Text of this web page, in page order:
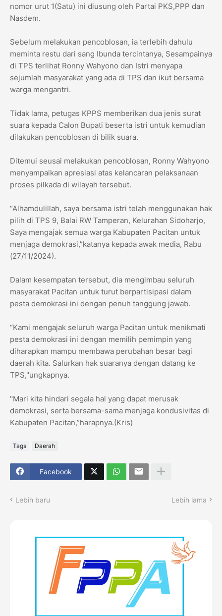
nomor urut 1(Satu) ini diusung oleh Partai PKS,PPP dan
Nasdem.
Sebelum melakukan pencoblosan, ia terlebih dahulu
meminta restu dari sang Ibunda tercintanya, Sesampainya
di TPS terlihat Ronny Wahyono dan Istri menyapa
sejumlah masyarakat yang ada di TPS dan ikut bersama
warga mengantri.
Tidak lama, petugas KPPS memberikan dua jenis surat
suara kepada Calon Bupati beserta istri untuk kemudian
dilakukan pencoblosan di bilik suara.
Ditemui seusai melakukan pencoblosan, Ronny Wahyono
menyampaikan apresiasi atas kelancaran pelaksanaan
proses pilkada di wilayah tersebut.
“Alhamdulillah, saya bersama istri telah menggunakan hak
pilih di TPS 9, Balai RW Tamperan, Kelurahan Sidoharjo,
Saya mengajak semua warga Kabupaten Pacitan untuk
menjaga demokrasi,”katanya kepada awak media, Rabu
(27/11/2024).
Dalam kesempatan tersebut, dia mengimbau seluruh
masyarakat Pacitan untuk turut berpartisipasi dalam
pesta demokrasi ini dengan penuh tanggung jawab.
“Kami mengajak seluruh warga Pacitan untuk menikmati
pesta demokrasi ini dengan memilih pemimpin yang
diharapkan mampu membawa perubahan besar bagi
daerah kita. Salurkan hak suaranya dengan datang ke
TPS,"ungkapnya.
"Mari kita hindari segala hal yang dapat merusak
demokrasi, serta bersama-sama menjaga kondusivitas di
Kabupaten Pacitan,”harapnya.(Kris)
Tags Daerah
Facebook
Lebih baru Lebih lama